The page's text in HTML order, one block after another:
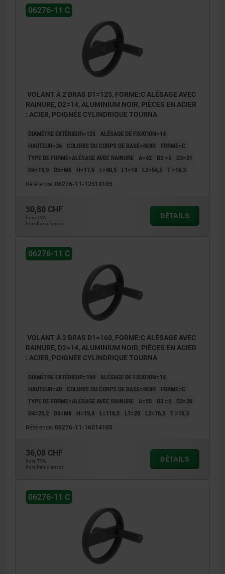
rapport à la rainure de clavette
06276-11 C
VOLANT À 2 BRAS D1=125, FORME:C ALÉSAGE AVEC
RAINURE, D2=14, ALUMINIUM NOIR, PIÈCES EN ACIER
: ACIER, POIGNÉE CYLINDRIQUE TOURNA
DIAMÈTRE EXTÉRIEUR=125 ALÉSAGE DE FIXATION=14
HAUTEUR=36
COLORIS DU CORPS DE BASE=NOIR
FORME=C
TYPE DE FORME=ALÉSAGE AVEC RAINURE A=42 B3 =5
D3=31
D4=19,9
D5=M6 H=17,6 L=90,5 L1=18 L2=54,5 T =16,3
Référence: 06276-11-12514105
30,80 CHF
hors TVA
hors frais d’envoi
DÉTAILS
06276-11 C
VOLANT À 2 BRAS D1=160, FORME:C ALÉSAGE AVEC
RAINURE, D2=14, ALUMINIUM NOIR, PIÈCES EN ACIER
: ACIER, POIGNÉE CYLINDRIQUE TOURNA
DIAMÈTRE EXTÉRIEUR=160 ALÉSAGE DE FIXATION=14
HAUTEUR=40
COLORIS DU CORPS DE BASE=NOIR
FORME=C
TYPE DE FORME=ALÉSAGE AVEC RAINURE A=55 B3 =5
D3=36
D4=25,2
D5=M8 H=19,4 L=116,5 L1=20 L2=76,5 T =16,3
Référence: 06276-11-16014105
36,08 CHF
hors TVA
hors frais d’envoi
DÉTAILS
06276-11 C